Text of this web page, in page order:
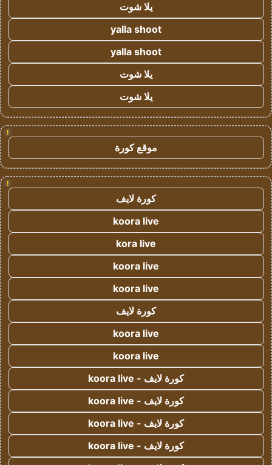
يلا شوت
yalla shoot
yalla shoot
يلا شوت
يلا شوت
!
موقع كورة
!
كورة لايف
koora live
kora live
koora live
koora live
كورة لايف
koora live
koora live
كورة لايف - koora live
كورة لايف - koora live
كورة لايف - koora live
كورة لايف - koora live